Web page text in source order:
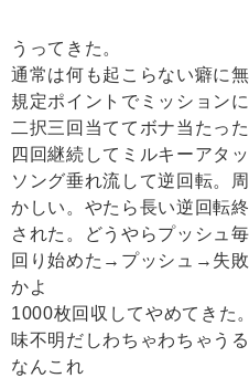
うってきた。
通常は何も起こらない癖に
規定ポイントでミッション
二択三回当ててボナ当たっ
四回継続してミルキーアタ
ソング垂れ流して逆回転。
かしい。やたら長い逆回転
された。どうやらプッシュ
回り始めた→プッシュ→失
かよ
1000枚回収してやめてきた
味不明だしわちゃわちゃう
なんこれ